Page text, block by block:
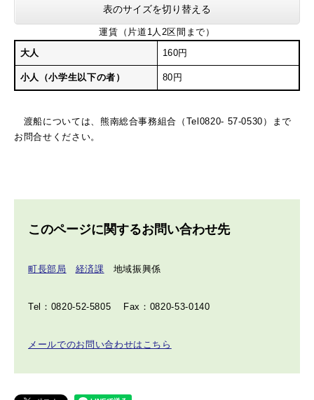
表のサイズを切り替える
運賃（片道1人2区間まで）
大人
160円
小人（小学生以下の者） 80円
渡船については、熊南総合事務組合（Tel0820- 57-0530）まで
お問合せください。
このページに関するお問い合わせ先
町長部局 経済課 地域振興係
Tel：0820-52-5805 Fax：0820-53-0140
メールでのお問い合わせはこちら